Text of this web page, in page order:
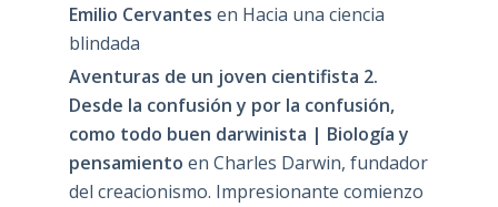
Emilio Cervantes en Hacia una ciencia
blindada
Aventuras de un joven cientifista 2.
Desde la confusión y por la confusión,
como todo buen darwinista | Biología y
pensamiento en Charles Darwin, fundador
del creacionismo. Impresionante comienzo